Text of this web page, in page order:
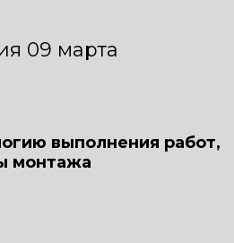
09 марта
выполнения работ,
монтажа